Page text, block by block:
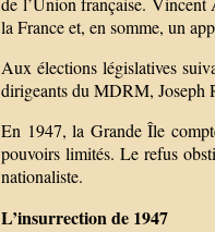
la France et, en somme, un
Aux élections législatives
dirigeants du MDRM, Joseph
En 1947, la Grande Île
pouvoirs limités. Le refus
nationaliste.
L’insurrection de 1947